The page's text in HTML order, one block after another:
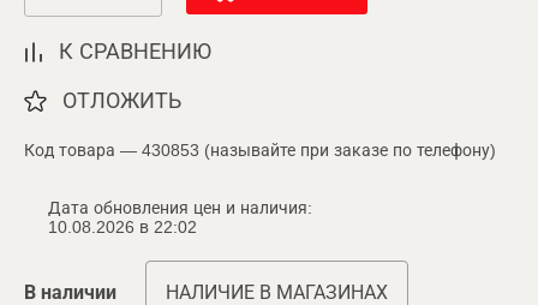
К СРАВНЕНИЮ
ОТЛОЖИТЬ
Код товара — 430853 (называйте при заказе по телефону)
Дата обновления цен и наличия:
10.08.2026 в 22:02
В наличии НАЛИЧИЕ В МАГАЗИНАХ